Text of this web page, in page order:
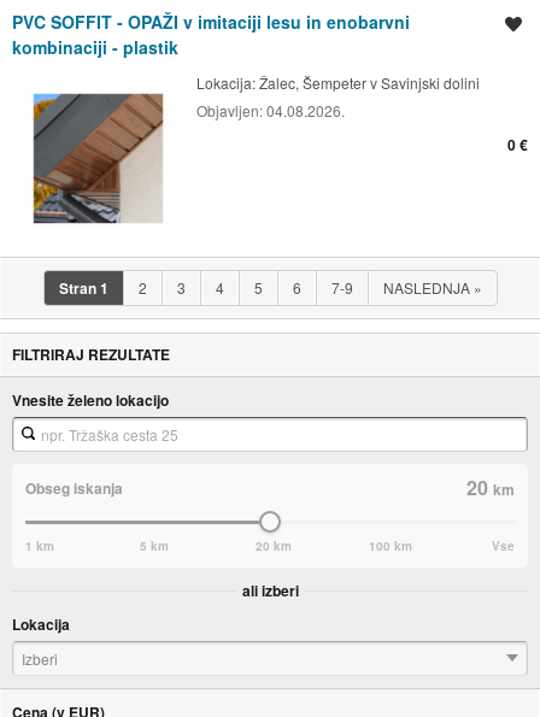
PVC SOFFIT - OPAŽI v imitaciji lesu in enobarvni
kombinaciji - plastik
Lokacija:Žalec, Šempeter v Savinjski dolini
Objavljen:04.08.2026.
0 €
Stran1 2 3 4 5 6 7-9 NASLEDNJA »
FILTRIRAJ REZULTATE
Vnesite želeno lokacijo
Obseg iskanja 20km
1 km 5 km 20 km 100 km Vse
ali izberi
Lokacija
Izberi
Cena (v EUR)